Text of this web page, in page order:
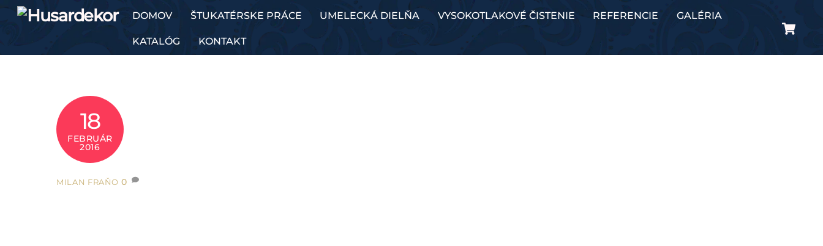
Skip
DOMOV ŠTUKATÉRSKE PRÁCE UMELECKÁ DIELŇA VYSOKOTLAKOVÉ ČISTENIE REFERENCIE GALÉRIA
KATALÓG KONTAKT
18
FEBRUÁR
2016
MILAN FRAŇO 0